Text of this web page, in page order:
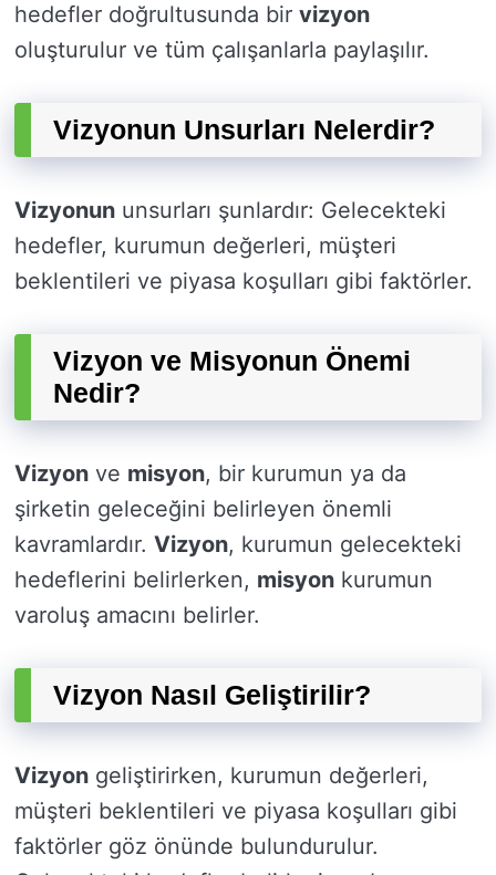
hedefler doğrultusunda bir vizyon
oluşturulur ve tüm çalışanlarla paylaşılır.
Vizyonun Unsurları Nelerdir?
Vizyonun unsurları şunlardır: Gelecekteki
hedefler, kurumun değerleri, müşteri
beklentileri ve piyasa koşulları gibi faktörler.
Vizyon ve Misyonun Önemi
Nedir?
Vizyon ve misyon, bir kurumun ya da
şirketin geleceğini belirleyen önemli
kavramlardır. Vizyon, kurumun gelecekteki
hedeflerini belirlerken, misyon kurumun
varoluş amacını belirler.
Vizyon Nasıl Geliştirilir?
Vizyon geliştirirken, kurumun değerleri,
müşteri beklentileri ve piyasa koşulları gibi
faktörler göz önünde bulundurulur.